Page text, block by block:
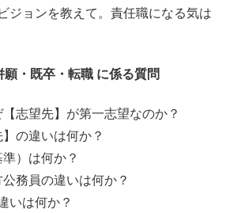
ジョンを教えて。責任職になる気は
願・既卒・転職 に係る質問
志望先】が第一志望なのか？
の違いは何か？
）は何か？
務員の違いは何か？
いは何か？